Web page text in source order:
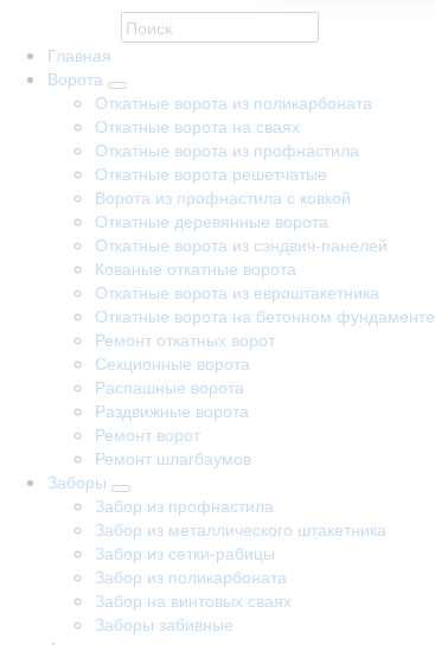
Главная
Ворота
Откатные ворота из поликарбоната
Откатные ворота на сваях
Откатные ворота из профнастила
Откатные ворота решетчатые
Ворота из профнастила с ковкой
Откатные деревянные ворота
Откатные ворота из сэндвич-панелей
Кованые откатные ворота
Откатные ворота из евроштакетника
Откатные ворота на бетонном фундаменте
Ремонт откатных ворот
Секционные ворота
Распашные ворота
Раздвижные ворота
Ремонт ворот
Ремонт шлагбаумов
Заборы
Забор из профнастила
Забор из металлического штакетника
Забор из сетки-рабицы
Забор из поликарбоната
Забор на винтовых сваях
Заборы забивные